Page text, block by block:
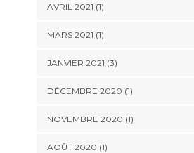
AVRIL 2021 (1)
MARS 2021 (1)
JANVIER 2021 (3)
DÉCEMBRE 2020 (1)
NOVEMBRE 2020 (1)
AOÛT 2020 (1)